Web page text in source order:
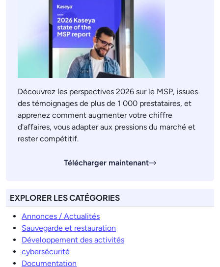
Découvrez les perspectives 2026 sur le MSP, issues
des témoignages de plus de 1 000 prestataires, et
apprenez comment augmenter votre chiffre
d'affaires, vous adapter aux pressions du marché et
rester compétitif.
Télécharger maintenant
EXPLORER LES CATÉGORIES
Annonces / Actualités
Sauvegarde et restauration
Développement des activités
cybersécurité
Documentation